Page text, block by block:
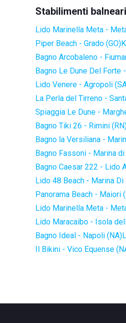
Stabilimenti
Lido Marinella Meta -
Piper Beach - Grado (GO)
Bagno Arcobaleno -
Bagno Le Dune Del Forte
Lido Venere - Agropoli
La Perla del Tirreno -
Spiaggia Le Dune -
Bagno Tiki 26 - Rimini
Bagno la Versiliana -
Bagno Fassoni - Marina
Bagno Caesar 222 - Lido
Lido 48 Beach - Marina
Panorama Beach - Maiori
Lido Marinella Meta -
Lido Maracaibo - Isola
Bagno Ideal - Napoli (NA)
Il Bikini - Vico Equense